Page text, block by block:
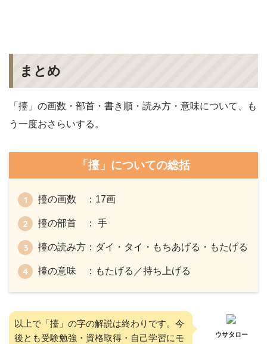
まとめ
「擡」の画数・部首・書き順・読み方・意味について、も
う一度おさらいする。
「擡」についての総括
擡の画数 ：17画
擡の部首 ： 手
擡の読み方：ダイ・タイ・もちあげる・もたげる
擡の意味 ：もたげる／持ち上げる
以上で「擡」の字の解説は終わりです。今
後とも受験勉強・資格取得・自己学習にモ
ウサタロー